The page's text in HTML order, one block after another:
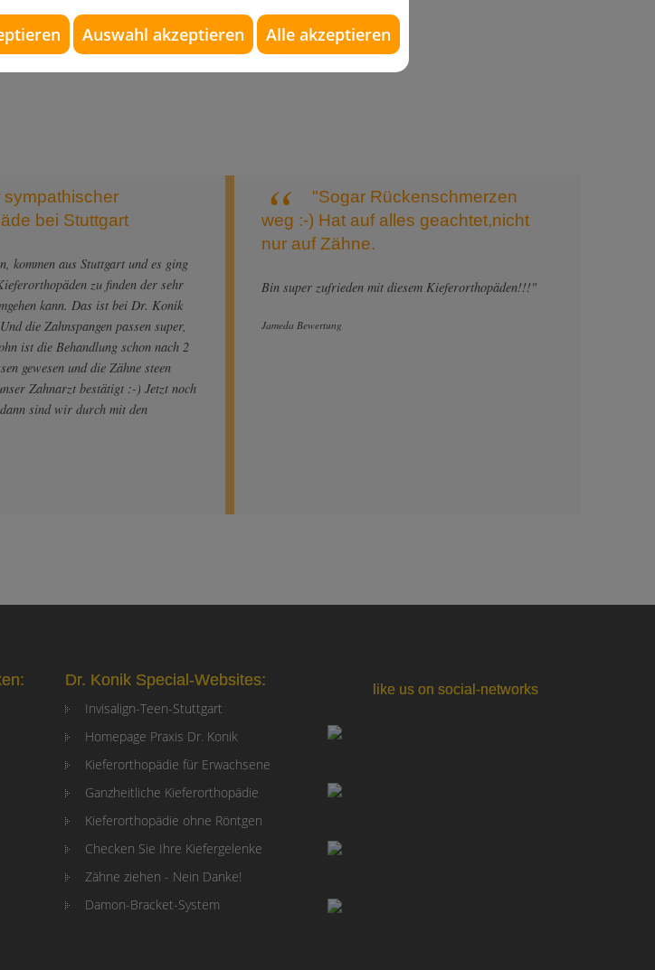
Auswahl akzeptieren Alle akzeptieren
sympathischer
bei Stuttgart
kommen aus Stuttgart und es ging
zu finden der sehr
kann. Das ist bei Dr. Konik
die Zahnspangen passen super,
ist die Behandlung schon nach 2
gewesen und die Zähne steen
Zahnarzt bestätigt :-) Jetzt noch
sind wir durch mit den
"Sogar Rückenschmerzen
weg :-) Hat auf alles geachtet,nicht
nur auf Zähne.
Bin super zufrieden mit diesem Kieferorthopäden!!!"
Jameda Bewertung
Dr. Konik Special-Websites:
Invisalign-Teen-Stuttgart
Homepage Praxis Dr. Konik
Kieferorthopädie für Erwachsene
Ganzheitliche Kieferorthopädie
Kieferorthopädie ohne Röntgen
Checken Sie Ihre Kiefergelenke
Zähne ziehen - Nein Danke!
Damon-Bracket-System
like us on social-networks